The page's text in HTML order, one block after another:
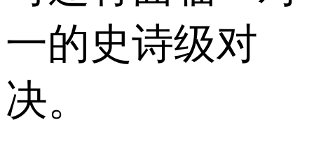
一的史诗级对
决。